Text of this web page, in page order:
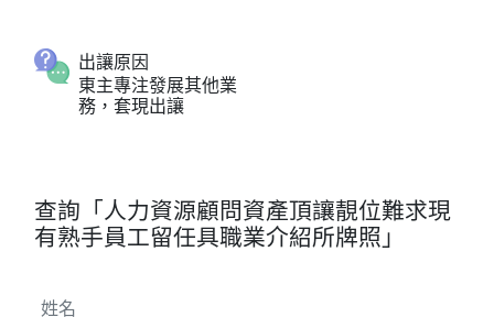
出讓原因
東主專注發展其他業
務，套現出讓
查詢「人力資源顧問資產頂讓靚位難求現
有熟手員工留任具職業介紹所牌照」